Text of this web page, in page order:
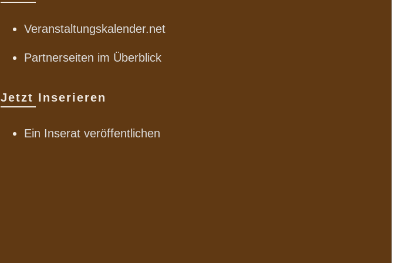
Veranstaltungskalender.net
Partnerseiten im Überblick
Jetzt Inserieren
Ein Inserat veröffentlichen